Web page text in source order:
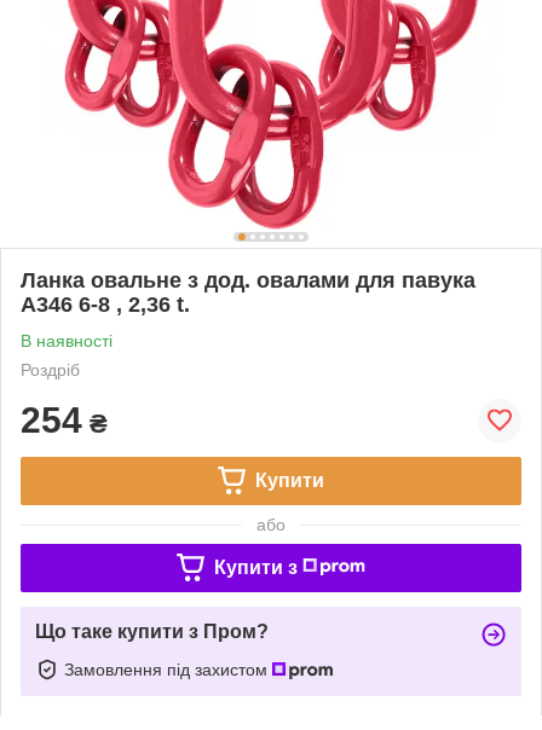
Ланка овальне з дод. овалами для павука
А346 6-8 , 2,36 t.
В наявності
Роздріб
254 ₴
Купити
або
Купити з
Що таке купити з Пром?
Замовлення під захистом